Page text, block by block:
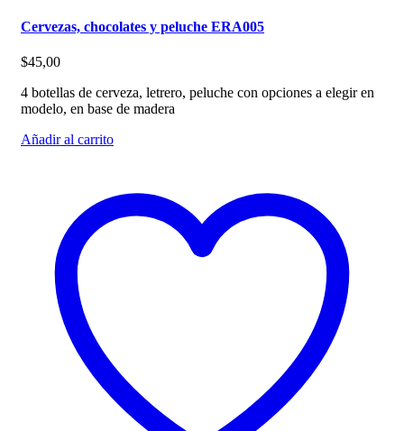
Cervezas, chocolates y peluche ERA005
$45,00
4 botellas de cerveza, letrero, peluche con opciones a elegir en
modelo, en base de madera
Añadir al carrito